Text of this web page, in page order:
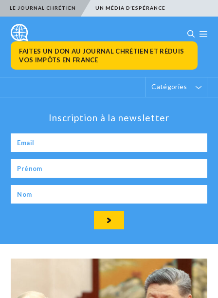
LE JOURNAL CHRÉTIEN UN MÉDIA D’ESPÉRANCE
FAITES UN DON AU JOURNAL CHRÉTIEN ET RÉDUIS
VOS IMPÔTS EN FRANCE
Catégories
Inscription à la newsletter